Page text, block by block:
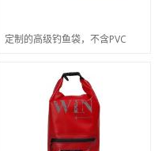
定制的高级钓鱼袋，不含PVC